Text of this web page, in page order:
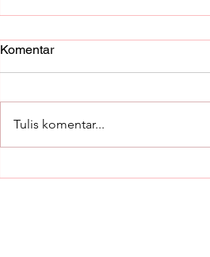
Komentar
Tulis komentar...